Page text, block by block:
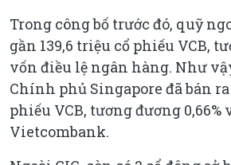
Trong công bố trước đó, quỹ
gần 139,6 triệu cổ phiếu VCB,
vốn điều lệ ngân hàng. Như
Chính phủ Singapore đã bán ra
phiếu VCB, tương đương 0,66%
Vietcombank.